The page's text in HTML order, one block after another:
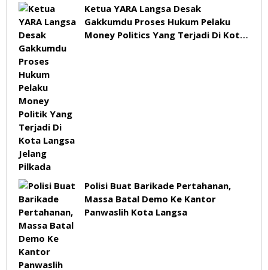
Ketua YARA Langsa Desak
Gakkumdu Proses Hukum Pelaku
Money Politics Yang Terjadi Di Kota
Polisi Buat Barikade Pertahanan,
Massa Batal Demo Ke Kantor
Panwaslih Kota Langsa